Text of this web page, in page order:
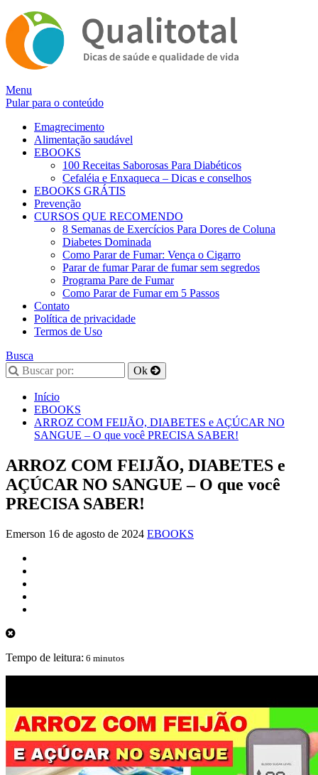
Alternar
navegação
Menu
Pular para o conteúdo
Emagrecimento
Alimentação saudável
EBOOKS
100 Receitas Saborosas Para Diabéticos
Cefaléia e Enxaqueca – Dicas e conselhos
EBOOKS GRÁTIS
Prevenção
CURSOS QUE RECOMENDO
8 Semanas de Exercícios Para Dores de Coluna
Diabetes Dominada
Como Parar de Fumar: Vença o Cigarro
Parar de fumar Parar de fumar sem segredos
Programa Pare de Fumar
Como Parar de Fumar em 5 Passos
Contato
Política de privacidade
Termos de Uso
Busca
Início
EBOOKS
ARROZ COM FEIJÃO, DIABETES e AÇÚCAR NO
SANGUE – O que você PRECISA SABER!
ARROZ COM FEIJÃO, DIABETES e
AÇÚCAR NO SANGUE – O que você
PRECISA SABER!
Emerson 16 de agosto de 2024 EBOOKS
Tempo de leitura: 6 minutos